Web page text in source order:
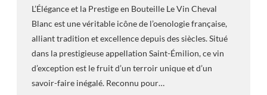
L’Élégance et la Prestige en Bouteille Le Vin Cheval
Blanc est une véritable icône de l’oenologie française,
alliant tradition et excellence depuis des siècles. Situé
dans la prestigieuse appellation Saint-Émilion, ce vin
d’exception est le fruit d’un terroir unique et d’un
savoir-faire inégalé. Reconnu pour…